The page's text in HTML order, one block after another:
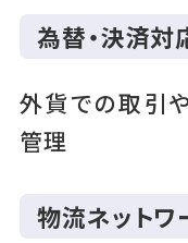
為替・決済対
外貨での取引
管理
物流ネットワ